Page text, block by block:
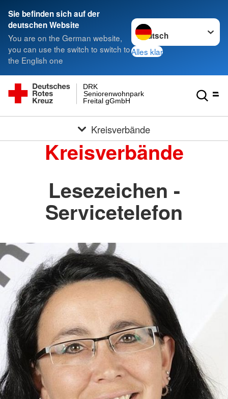
Sie befinden sich auf der
deutschen Website
You are on the German website,
you can use the switch to switch to
the English one
Sprache wechseln zu
Alles klar
Freital gGmbH
Seniorenwohnpark
DRK
Kreisverbände
Kreisverbände
Lesezeichen -
Servicetelefon